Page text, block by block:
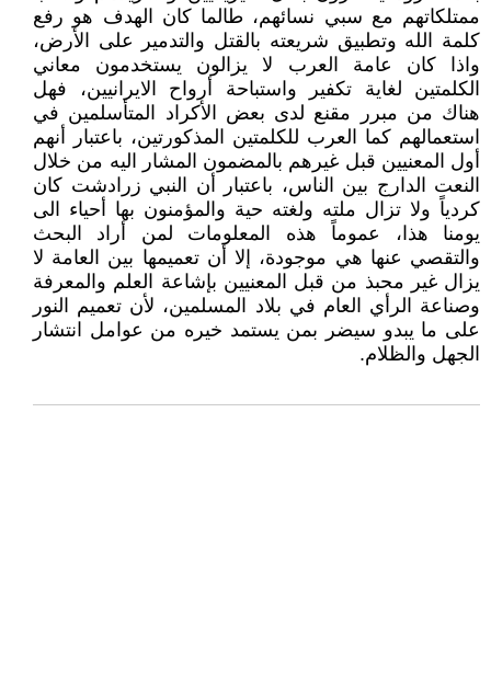
ممتلكاتهم مع سبي نسائهم، طالما كان الهدف هو رفع
كلمة الله وتطبيق شريعته بالقتل والتدمير على الأرض،
واذا كان عامة العرب لا يزالون يستخدمون معاني
الكلمتين لغاية تكفير واستباحة أرواح الايرانيين، فهل
هناك من مبرر مقنع لدى بعض الأكراد المتأسلمين في
استعمالهم كما العرب للكلمتين المذكورتين، باعتبار أنهم
أول المعنيين قبل غيرهم بالمضمون المشار اليه من خلال
النعت الدارج بين الناس، باعتبار أن النبي زرادشت كان
كردياً ولا تزال ملته ولغته حية والمؤمنون بها أحياء الى
يومنا هذا، عموماً هذه المعلومات لمن أراد البحث
والتقصي عنها هي موجودة، إلا أن تعميمها بين العامة لا
يزال غير محبذ من قبل المعنيين بإشاعة العلم والمعرفة
وصناعة الرأي العام في بلاد المسلمين، لأن تعميم النور
على ما يبدو سيضر بمن يستمد خيره من عوامل انتشار
الجهل والظلام.